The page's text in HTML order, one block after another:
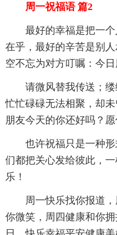
周一祝福语 篇2
最好的幸福是把一
在乎，最好的辛苦是别
空不忘为对方叮嘱：今日
请微风替我传送；
忙忙碌碌无法相聚，却
朋友今天的你还好吗？愿
也许祝福只是一种
们都把关心发给彼此，
乐！
周一快乐找你报道
你微笑，周四健康和你